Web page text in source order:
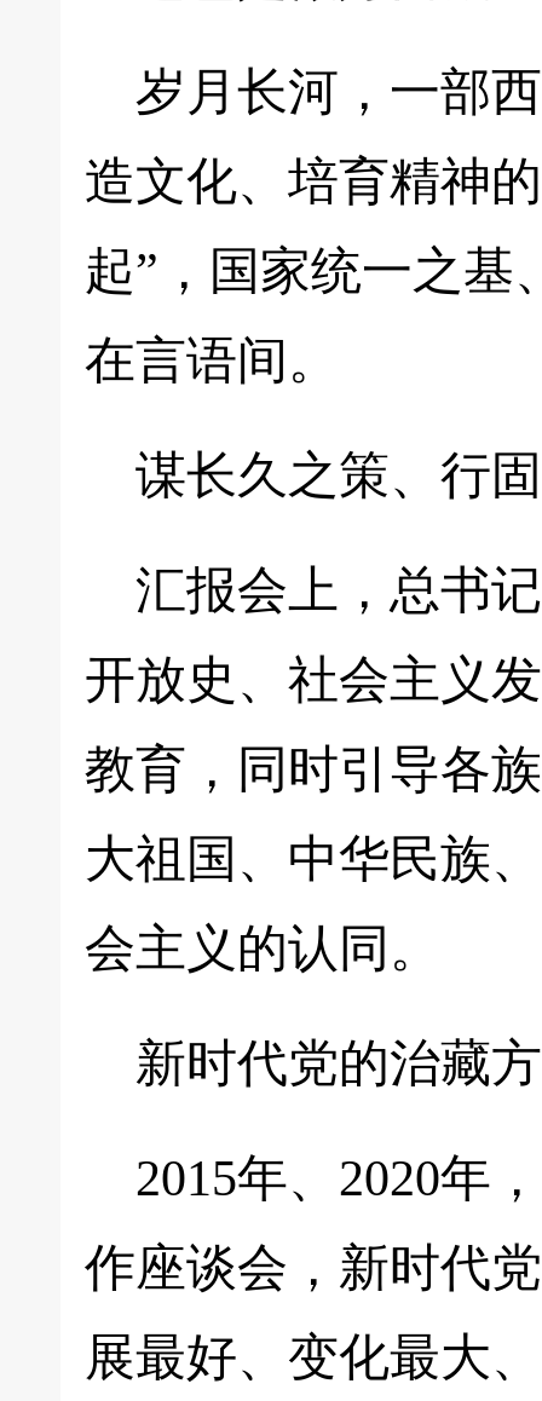
岁月长河，一部
造文化、培育精神
起”，国家统一之基
在言语间。
谋长久之策、行
汇报会上，总书
开放史、社会主义
教育，同时引导各
大祖国、中华民族
会主义的认同。
新时代党的治藏
2015年、2020年
作座谈会，新时代
展最好、变化最大